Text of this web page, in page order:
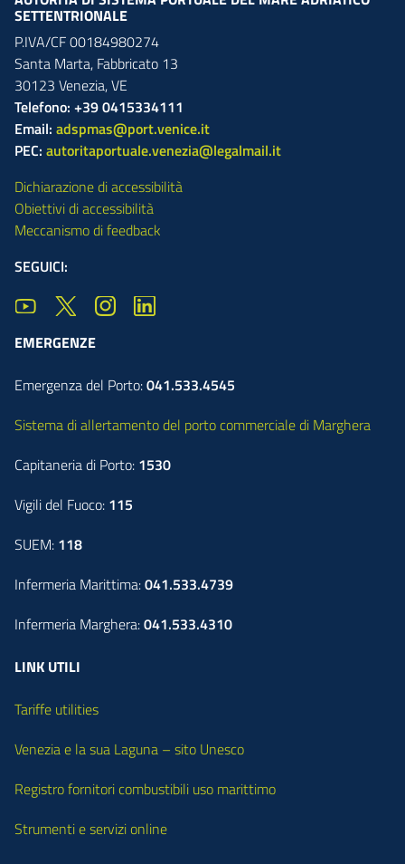
SETTENTRIONALE
P.IVA/CF 00184980274
Santa Marta, Fabbricato 13
30123 Venezia,VE
Telefono: +39 0415334111
Email: adspmas@port.venice.it
PEC: autoritaportuale.venezia@legalmail.it
Dichiarazione di accessibilità
Obiettivi di accessibilità
Meccanismo di feedback
SEGUICI:
EMERGENZE
Emergenza del Porto:041.533.4545
Sistema di allertamento del porto commerciale di Marghera
Capitaneria di Porto: 1530
Vigili del Fuoco: 115
SUEM: 118
Infermeria Marittima:041.533.4739
Infermeria Marghera:041.533.4310
LINK UTILI
Tariffe utilities
Venezia e la sua Laguna – sito Unesco
Registro fornitori combustibili uso marittimo
Strumenti e servizi online